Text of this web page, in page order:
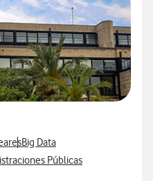
con
de prensa relacionados con
Ver más notas de prensa
Big Data
con
notas de prensa relacionados con
Públicas